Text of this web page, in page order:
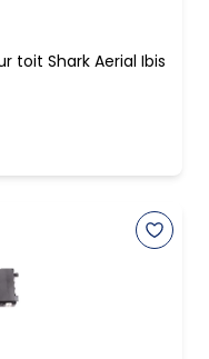
toit Shark Aerial Ibis